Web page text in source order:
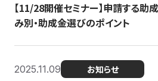
【11/28開催セミナー】申請する助
み別・助成金選びのポイント
2025.11.09 お知らせ